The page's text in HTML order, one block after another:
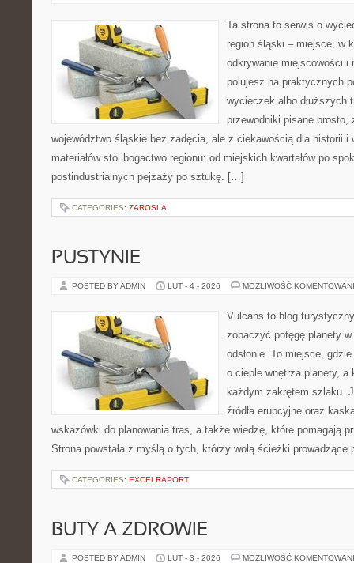
Ta strona to serwis o
region śląski – miejsce, w
odkrywanie miejscowości i
polujesz na praktycznych
wycieczek albo dłuższych
przewodniki pisane prosto,
województwo śląskie bez zadęcia, ale z ciekawością dla historii i
materiałów stoi bogactwo regionu: od miejskich kwartałów po
postindustrialnych pejzaży po sztukę. […]
CATEGORIES: ZAROSLA
PUSTYNIE
POSTED BY ADMIN LUT - 4 - 2026 MOŻLIWOŚĆ
Vulcans to blog
zobaczyć potęgę planety
odsłonie. To miejsce,
o cieple wnętrza planety, a
każdym zakrętem szlaku.
źródła erupcyjne oraz
wskazówki do planowania tras, a także wiedzę, które pomagają
Strona powstała z myślą o tych, którzy wolą ścieżki
CATEGORIES: EXCELRAPORT
BUTY A ZDROWIE
POSTED BY ADMIN LUT - 3 - 2026 MOŻLIWOŚĆ